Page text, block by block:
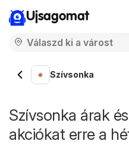
Ujsagomat
Szívsonka
Szívsonka árak
akciókat erre a